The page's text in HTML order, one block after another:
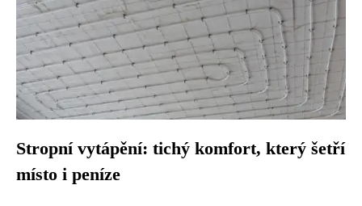
Stropní vytápění: tichý komfort, který šetří
místo i peníze